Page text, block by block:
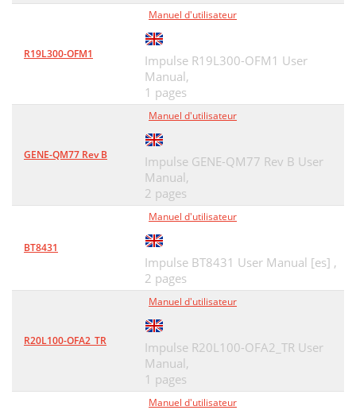
R19L300-OFM1
Manuel d'utilisateur
Impulse R19L300-OFM1 User
Manual,
1 pages
GENE-QM77 Rev B
Manuel d'utilisateur
Impulse GENE-QM77 Rev B User
Manual,
2 pages
BT8431
Manuel d'utilisateur
Impulse BT8431 User Manual [es] ,
2 pages
R20L100-OFA2_TR
Manuel d'utilisateur
Impulse R20L100-OFA2_TR User
Manual,
1 pages
Manuel d'utilisateur